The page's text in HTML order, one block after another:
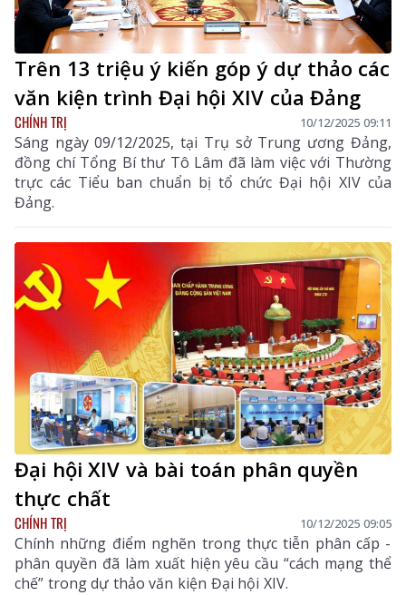
Trên 13 triệu ý kiến góp ý dự thảo các
văn kiện trình Đại hội XIV của Đảng
CHÍNH TRỊ 10/12/2025 09:11
Sáng ngày 09/12/2025, tại Trụ sở Trung ương Đảng,
đồng chí Tổng Bí thư Tô Lâm đã làm việc với Thường
trực các Tiểu ban chuẩn bị tổ chức Đại hội XIV của
Đảng.
Đại hội XIV và bài toán phân quyền
thực chất
CHÍNH TRỊ 10/12/2025 09:05
Chính những điểm nghẽn trong thực tiễn phân cấp -
phân quyền đã làm xuất hiện yêu cầu “cách mạng thể
chế” trong dự thảo văn kiện Đại hội XIV.